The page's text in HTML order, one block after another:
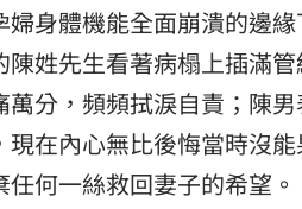
婦身體機能全面崩潰的邊
陳姓先生看著病榻上插滿
萬分，頻頻拭淚自責；陳
現在內心無比後悔當時沒
何一絲救回妻子的希望。